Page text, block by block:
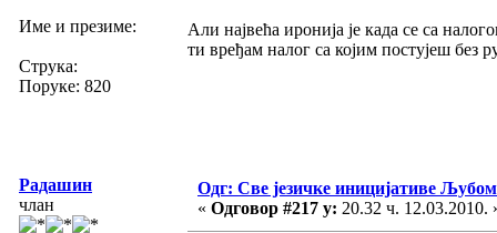
Име и презиме:
Струка:
Поруке: 820
Али највећа иронија је када се са
ти вређам налог са којим постујеш без
Радашин
члан
Одг: Све језичке иницијативе
« Одговор #217 у: 20.32 ч. 12.03.2010.